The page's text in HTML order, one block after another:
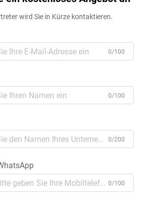
wird Sie in Kürze kontaktieren.
0/100
0/100
0/200
0/100